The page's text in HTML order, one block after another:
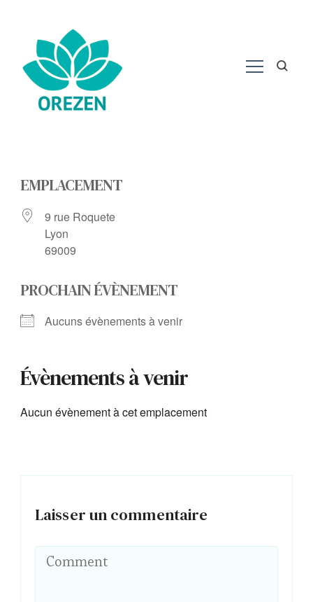
EMPLACEMENT
9 rue Roquete
Lyon
69009
PROCHAIN ÉVÈNEMENT
Aucuns évènements à venir
Évènements à venir
Aucun évènement à cet emplacement
Laisser un commentaire